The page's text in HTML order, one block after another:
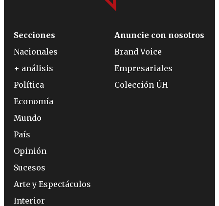
Secciones
Nacionales
+ análisis
Política
Economía
Mundo
País
Opinión
Sucesos
Arte y Espectáculos
Interior
Anuncie con nosotros
Brand Voice
Empresariales
Colección ÚH